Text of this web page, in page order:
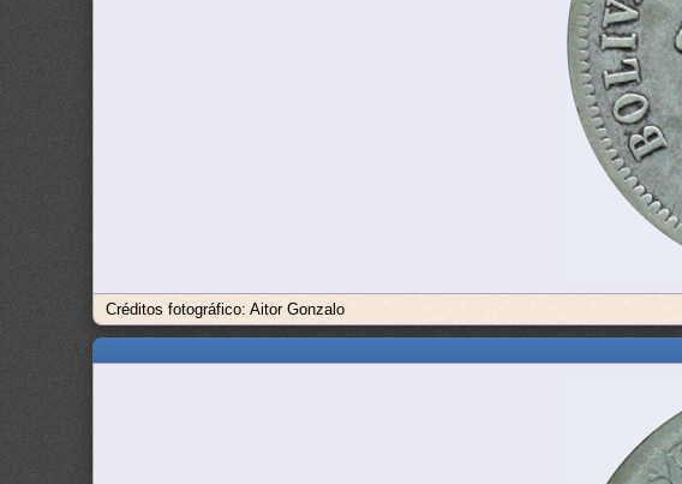
Créditos fotográfico: Aitor Gonzalo